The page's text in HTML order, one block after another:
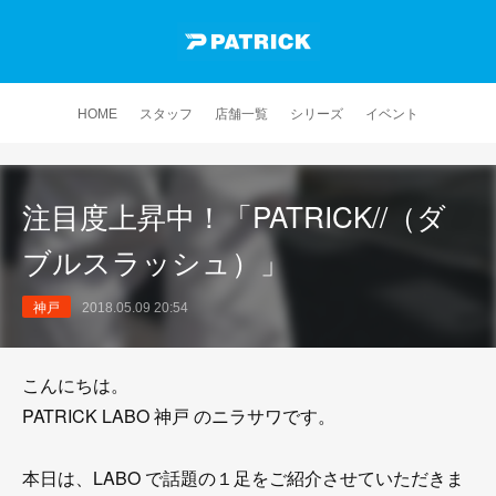
HOME スタッフ 店舗一覧 シリーズ イベント
注目度上昇中！「PATRICK//（ダ
ブルスラッシュ）」
神戸 2018.05.09 20:54
こんにちは。
PATRICK LABO 神戸 のニラサワです。
本日は、LABO で話題の１足をご紹介させていただきま